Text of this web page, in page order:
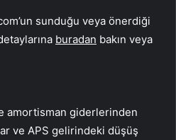
sunduğu veya önerdiği
buradan bakın veya
amortisman giderlerinden
ve APS gelirindeki düşüş